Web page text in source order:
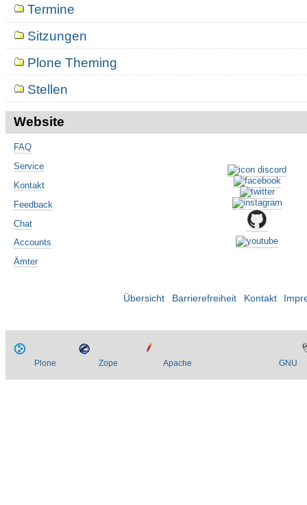
Termine
Sitzungen
Plone Theming
Stellen
Website
FAQ
Service
Kontakt
Feedback
Chat
Accounts
Ämter
Übersicht Barrierefreiheit Kontakt
Plone Zope Apache GNU